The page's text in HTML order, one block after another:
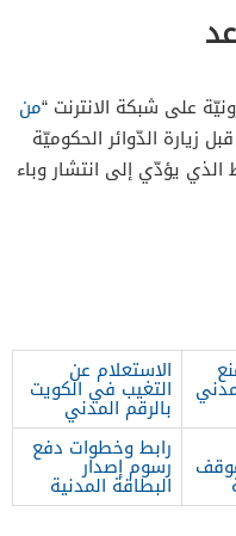
على شبكة الانترنت “من
زيارة الدّوائر الحكوميّة
يؤدّي إلى انتشار وباء
الاستعلام عن
التغيب في الكويت
بالرقم المدني
رابط وخطوات دفع
رسوم إصدار
البطاقة المدنية